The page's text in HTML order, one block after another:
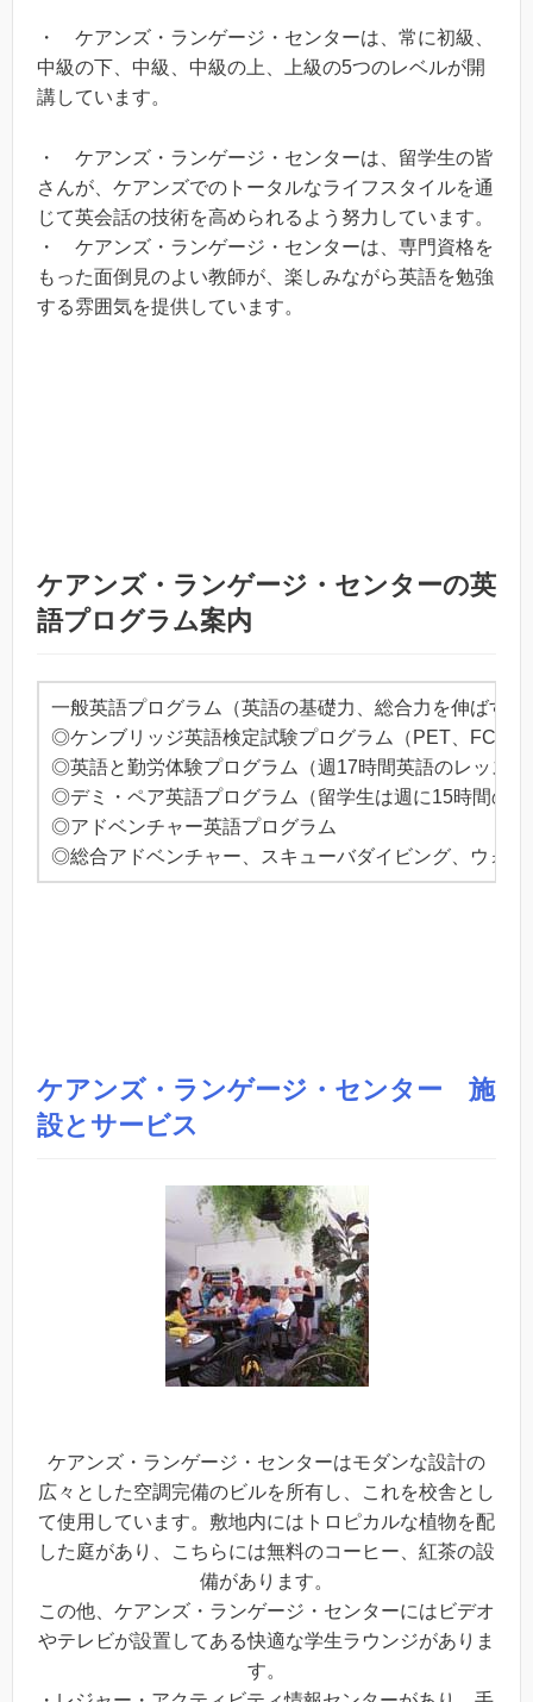
・ ケアンズ・ランゲージ・センターは、常に初級、
中級の下、中級、中級の上、上級の5つのレベルが開
講しています。
・ ケアンズ・ランゲージ・センターは、留学生の皆
さんが、ケアンズでのトータルなライフスタイルを通
じて英会話の技術を高められるよう努力しています。
・ ケアンズ・ランゲージ・センターは、専門資格を
もった面倒見のよい教師が、楽しみながら英語を勉強
する雰囲気を提供しています。
ケアンズ・ランゲージ・センターの英
語プログラム案内
一般英語プログラム（英語の基礎力、総合力を伸ばす
◎ケンブリッジ英語検定試験プログラム（PET、FCE
◎英語と勤労体験プログラム（週17時間英語のレッス
◎デミ・ペア英語プログラム（留学生は週に15時間の
◎アドベンチャー英語プログラム
◎総合アドベンチャー、スキューバダイビング、ウォ
ケアンズ・ランゲージ・センター 施
設とサービス
ケアンズ・ランゲージ・センターはモダンな設計の
広々とした空調完備のビルを所有し、これを校舎とし
て使用しています。敷地内にはトロピカルな植物を配
した庭があり、こちらには無料のコーヒー、紅茶の設
備があります。
この他、ケアンズ・ランゲージ・センターにはビデオ
やテレビが設置してある快適な学生ラウンジがありま
す。